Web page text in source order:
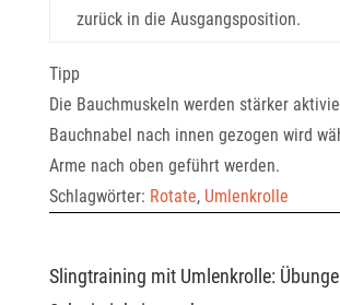
zurück in die Ausgangsposition.
Tipp
Die Bauchmuskeln werden stärker
Bauchnabel nach innen gezogen wird
Arme nach oben geführt werden.
Schlagwörter: Rotate, Umlenkrolle
Slingtraining mit Umlenkrolle: